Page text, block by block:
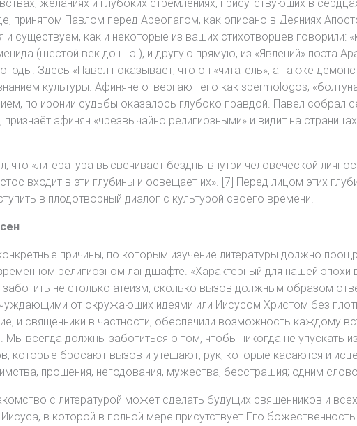
желаниях и глубоких стремлениях, присутствующих в
принятом Павлом перед Ареопагом, как описано в Деяниях
как и некоторые из ваших стихотворцев говорили:
(шестой век до н. э.), и другую прямую, из «Явлений» поэта
Здесь «Павел показывает, что он «читатель», а также
культуры. Афиняне отвергают его как spermologos,
по иронии судьбы оказалось глубоко правдой. Павел собрал
признаёт афинян «чрезвычайно религиозными» и видит на
что «литература высвечивает бездны внутри человеческой
входит в эти глубины и освещает их». [7] Перед лицом этих
в плодотворный диалог с культурой своего времени.
причины, по которым изучение литературы должно
религиозном ландшафте. «Характерный для нашей
не столько атеизм, сколько вызов должным образом
от окружающих идеями или Иисусом Христом без
и священники в частности, обеспечили возможность каждому
всегда должны заботиться о том, чтобы никогда не упускать
которые бросают вызов и утешают, рук, которые касаются и
прощения, негодования, мужества, бесстрашия; одним
с литературой может сделать будущих священников и
в которой в полной мере присутствует Его